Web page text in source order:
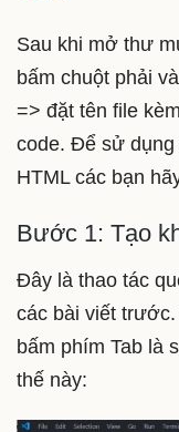
Sau khi mở thư
bấm chuột phải
=> đặt tên file
code. Để sử dụng
HTML các bạn
Bước 1: Tạo
Đây là thao tác
các bài viết
bấm phím Tab là
thế này: